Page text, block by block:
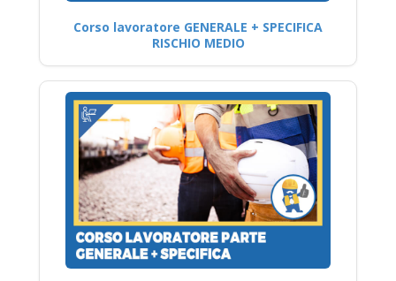
Corso lavoratore GENERALE + SPECIFICA
RISCHIO MEDIO